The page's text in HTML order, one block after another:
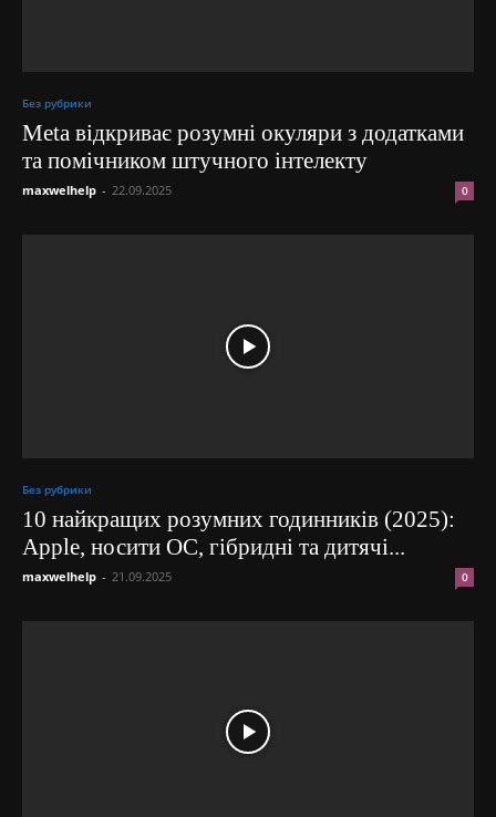
Без рубрики
Meta відкриває розумні окуляри з додатками
та помічником штучного інтелекту
maxwelhelp - 22.09.2025 0
Без рубрики
10 найкращих розумних годинників (2025):
Apple, носити ОС, гібридні та дитячі...
maxwelhelp - 21.09.2025 0